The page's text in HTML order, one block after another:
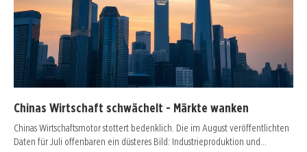
Chinas Wirtschaft schwächelt - Märkte wanken
Chinas Wirtschaftsmotor stottert bedenklich. Die im August veröffentlichten
Daten für Juli offenbaren ein düsteres Bild: Industrieproduktion und…